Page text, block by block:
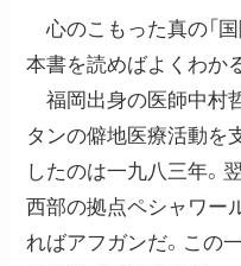
心のこもった真の「国
本書を読めばよくわかる
福岡出身の医師中村
タンの僻地医療活動を
したのは一九八三年。
西部の拠点ペシャワー
ればアフガンだ。この